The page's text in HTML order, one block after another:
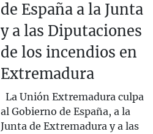
de España a la Junta
y a las Diputaciones
de los incendios en
Extremadura
La Unión Extremadura culpa
al Gobierno de España, a la
Junta de Extremadura y a las